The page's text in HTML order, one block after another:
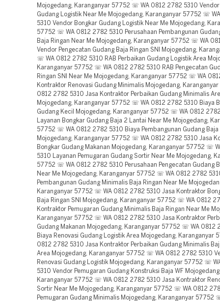
Mojogedang, Karanganyar 57752 ☏ WA 0812 2782 5310 Vendor
Gudang Logistik Near Me Mojogedang, Karanganyar 57752 ☏
5310 Vendor Bongkar Gudang Logistik Near Me Mojogedang,
57752 ☏ WA 0812 2782 5310 Perusahaan Pembangunan
Baja Ringan Near Me Mojogedang, Karanganyar 57752 ☏ WA
Vendor Pengecatan Gudang Baja Ringan SNI Mojogedang,
☏ WA 0812 2782 5310 RAB Perbaikan Gudang Logistik Area
Karanganyar 57752 ☏ WA 0812 2782 5310 RAB Pengecatan
Ringan SNI Near Me Mojogedang, Karanganyar 57752 ☏ WA
Kontraktor Renovasi Gudang Minimalis Mojogedang,
0812 2782 5310 Jasa Kontraktor Perbaikan Gudang Minimalis
Mojogedang, Karanganyar 57752 ☏ WA 0812 2782 5310 Biaya
Gudang Kecil Mojogedang, Karanganyar 57752 ☏ WA 0812
Layanan Bongkar Gudang Baja 2 Lantai Near Me Mojogedang,
57752 ☏ WA 0812 2782 5310 Biaya Pembangunan Gudang Baja
Mojogedang, Karanganyar 57752 ☏ WA 0812 2782 5310 Jasa
Bongkar Gudang Makanan Mojogedang, Karanganyar 57752 ☏
5310 Layanan Pemugaran Gudang Sortir Near Me Mojogedang,
57752 ☏ WA 0812 2782 5310 Perusahaan Pengecatan Gudang
Near Me Mojogedang, Karanganyar 57752 ☏ WA 0812 2782
Pembangunan Gudang Minimalis Baja Ringan Near Me
Karanganyar 57752 ☏ WA 0812 2782 5310 Jasa Kontraktor
Baja Ringan SNI Mojogedang, Karanganyar 57752 ☏ WA 0812
Kontraktor Pemugaran Gudang Minimalis Baja Ringan Near Me
Karanganyar 57752 ☏ WA 0812 2782 5310 Jasa Kontraktor
Gudang Makanan Mojogedang, Karanganyar 57752 ☏ WA 0812
Biaya Renovasi Gudang Logistik Area Mojogedang, Karanganyar
0812 2782 5310 Jasa Kontraktor Perbaikan Gudang Minimalis
Area Mojogedang, Karanganyar 57752 ☏ WA 0812 2782 5310
Renovasi Gudang Logistik Mojogedang, Karanganyar 57752 ☏
5310 Vendor Pemugaran Gudang Konstruksi Baja WF
Karanganyar 57752 ☏ WA 0812 2782 5310 Jasa Kontraktor
Sortir Near Me Mojogedang, Karanganyar 57752 ☏ WA 0812
Pemugaran Gudang Minimalis Mojogedang, Karanganyar 57752